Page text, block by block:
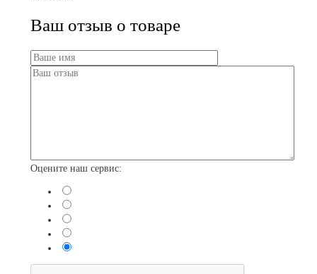
Ваш отзыв о товаре
Оцените наш сервис: